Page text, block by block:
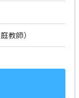
教師）